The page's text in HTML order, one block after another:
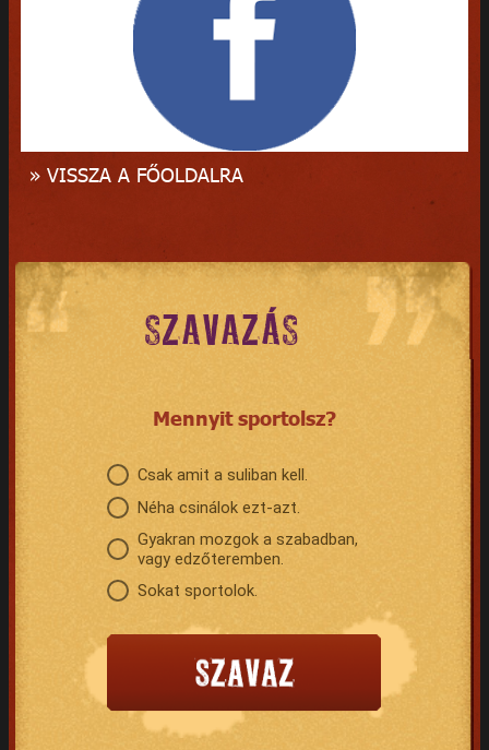
» VISSZA A FŐOLDALRA
SZAVAZÁS
Mennyit sportolsz?
Csak amit a suliban kell.
Néha csinálok ezt-azt.
Gyakran mozgok a szabadban,
vagy edzőteremben.
Sokat sportolok.